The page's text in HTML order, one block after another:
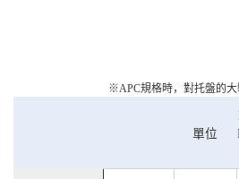
※APC規格時，對托盤的大
單位